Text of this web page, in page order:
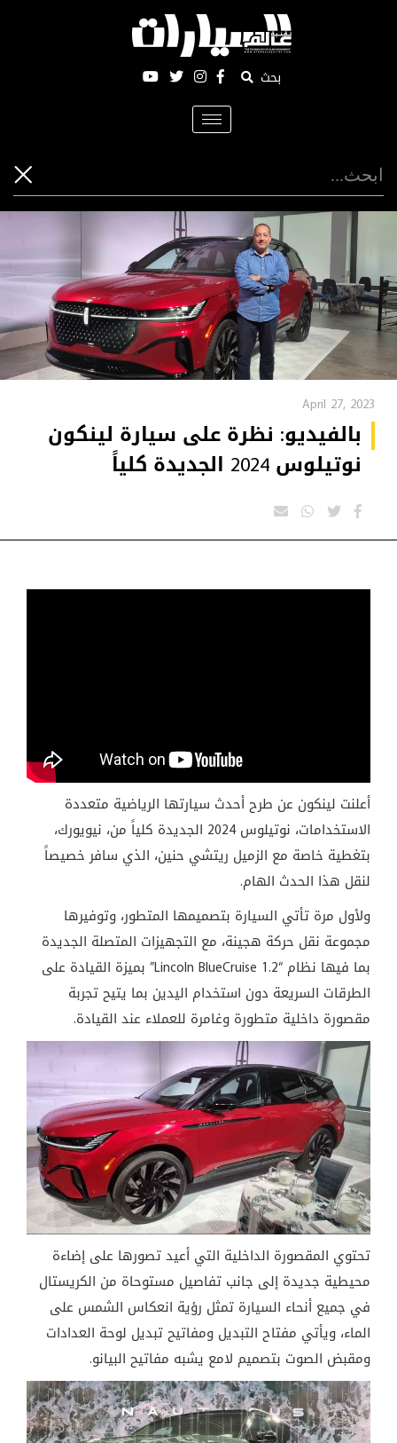
بحث
Toggle
navigation
April 27, 2023
بالفيديو: نظرة على سيارة لينكون
نوتيلوس 2024 الجديدة كلياً
أعلنت لينكون عن طرح أحدث سيارتها الرياضية متعددة
الاستخدامات، نوتيلوس 2024 الجديدة كلياً من، نيويورك،
بتغطية خاصة مع الزميل ريتشي حنين، الذي سافر خصيصاً
لنقل هذا الحدث الهام.
ولأول مرة تأتي السيارة بتصميمها المتطور، وتوفيرها
مجموعة نقل حركة هجينة، مع التجهيزات المتصلة الجديدة
بما فيها نظام “Lincoln BlueCruise 1.2” بميزة القيادة على
الطرقات السريعة دون استخدام اليدين بما يتيح تجربة
مقصورة داخلية متطورة وغامرة للعملاء عند القيادة.
تحتوي المقصورة الداخلية التي أعيد تصورها على إضاءة
محيطية جديدة إلى جانب تفاصيل مستوحاة من الكريستال
في جميع أنحاء السيارة تمثل رؤية انعكاس الشمس على
الماء، ويأتي مفتاح التبديل ومفاتيح تبديل لوحة العدادات
ومقبض الصوت بتصميم لامع يشبه مفاتيح البيانو.